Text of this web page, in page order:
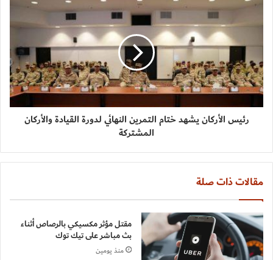
رئيس الأركان يشهد ختام التمرين النهائي لدورة القيادة والأركان
المشتركة
مقالات ذات صلة
مقتل مؤثر مكسيكي بالرصاص أثناء
بث مباشر على تيك توك
منذ يومين